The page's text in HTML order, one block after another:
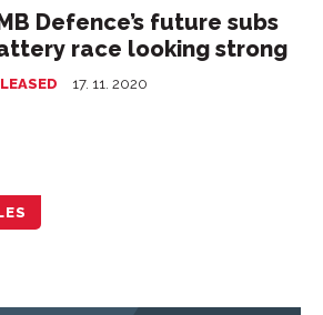
Defence’s future subs
race looking strong
17. 11. 2020